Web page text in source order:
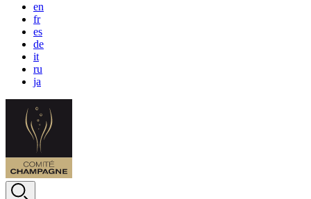
en
fr
es
de
it
ru
ja